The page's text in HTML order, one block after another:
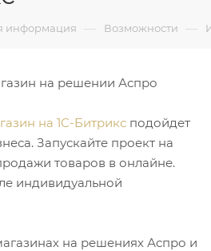
информация — Возможности —
на 1С-Битрикс подойдет
Запускайте проект на
товаров в онлайне.
индивидуальной
на решениях Аспро и